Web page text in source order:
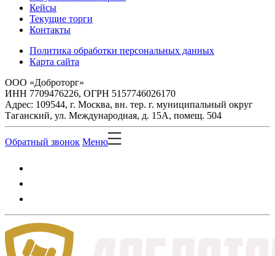
Кейсы
Текущие торги
Контакты
Политика обработки персональных данных
Карта сайта
ООО «Доброторг»
ИНН 7709476226, ОГРН 5157746026170
Адрес: 109544, г. Москва, вн. тер. г. муниципальный округ
Таганский, ул. Международная, д. 15А, помещ. 504
Обратный звонок Меню